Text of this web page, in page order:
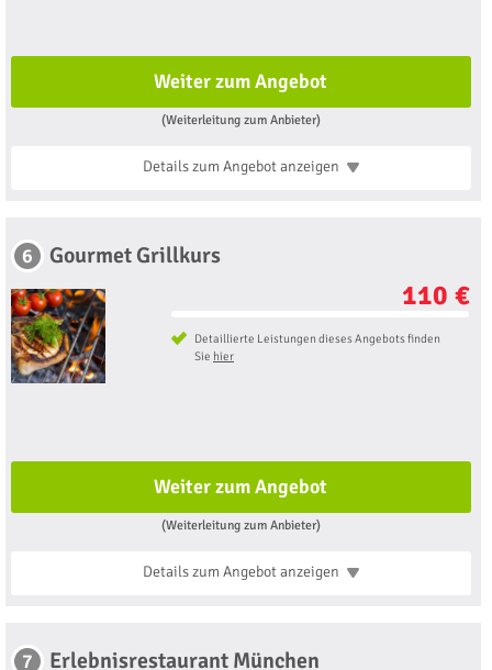
Weiter zum Angebot
(Weiterleitung zum Anbieter)
Details zum Angebotanzeigen
6 Gourmet Grillkurs
110 €
Detaillierte Leistungen dieses Angebots finden
Sie hier
Weiter zum Angebot
(Weiterleitung zum Anbieter)
Details zum Angebotanzeigen
7 Erlebnisrestaurant München